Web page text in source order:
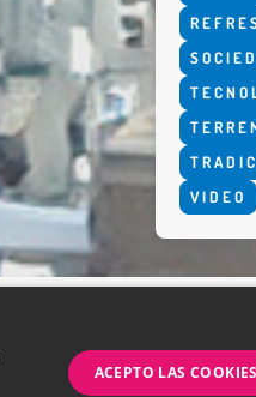
VIDEO
ACEPTO LAS COOKIES